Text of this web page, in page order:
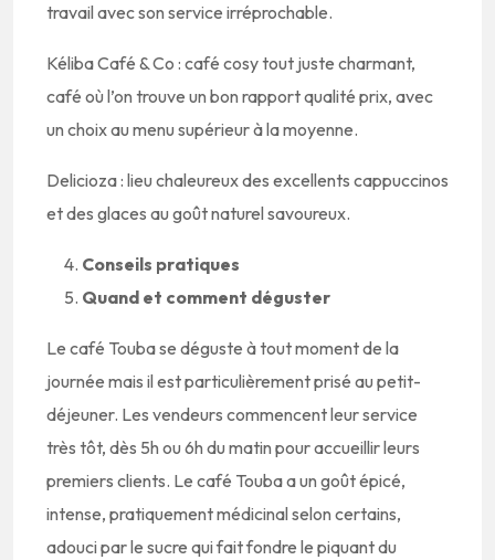
travail avec son service irréprochable.
Kéliba Café & Co : café cosy tout juste charmant,
café où l’on trouve un bon rapport qualité prix, avec
un choix au menu supérieur à la moyenne.
Delicioza : lieu chaleureux des excellents cappuccinos
et des glaces au goût naturel savoureux.
Conseils pratiques
Quand et comment déguster
Le café Touba se déguste à tout moment de la
journée mais il est particulièrement prisé au petit-
déjeuner. Les vendeurs commencent leur service
très tôt, dès 5h ou 6h du matin pour accueillir leurs
premiers clients. Le café Touba a un goût épicé,
intense, pratiquement médicinal selon certains,
adouci par le sucre qui fait fondre le piquant du